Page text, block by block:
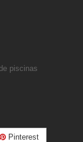
piscinas
Pinterest